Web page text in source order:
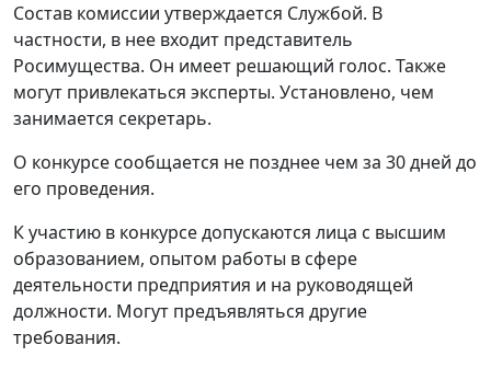
Состав комиссии утверждается Службой. В
частности, в нее входит представитель
Росимущества. Он имеет решающий голос. Также
могут привлекаться эксперты. Установлено, чем
занимается секретарь.
О конкурсе сообщается не позднее чем за 30 дней до
его проведения.
К участию в конкурсе допускаются лица с высшим
образованием, опытом работы в сфере
деятельности предприятия и на руководящей
должности. Могут предъявляться другие
требования.